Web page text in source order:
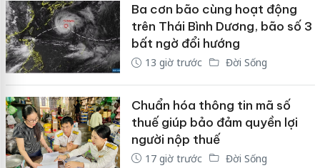
Ba cơn bão cùng hoạt động
trên Thái Bình Dương, bão số 3
bất ngờ đổi hướng
13 giờ trước Đời Sống
Chuẩn hóa thông tin mã số
thuế giúp bảo đảm quyền lợi
người nộp thuế
17 giờ trước Đời Sống